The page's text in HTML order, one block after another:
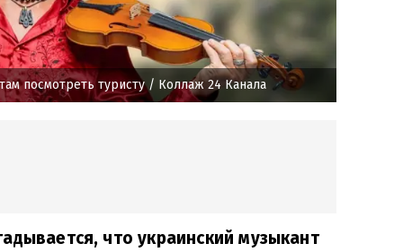
посмотреть туристу/ Коллаж 24 Канала
что украинский музыкант